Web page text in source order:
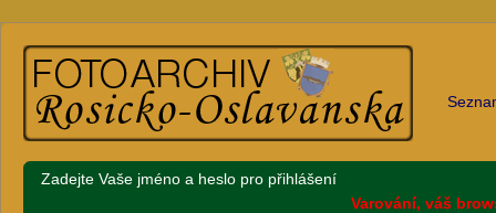
Zadejte Vaše jméno a heslo pro přihlášení
Varování, váš